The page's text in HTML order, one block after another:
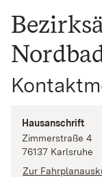
Hausanschrift
Zimmerstraße 4
76137 Karlsruhe
Zur